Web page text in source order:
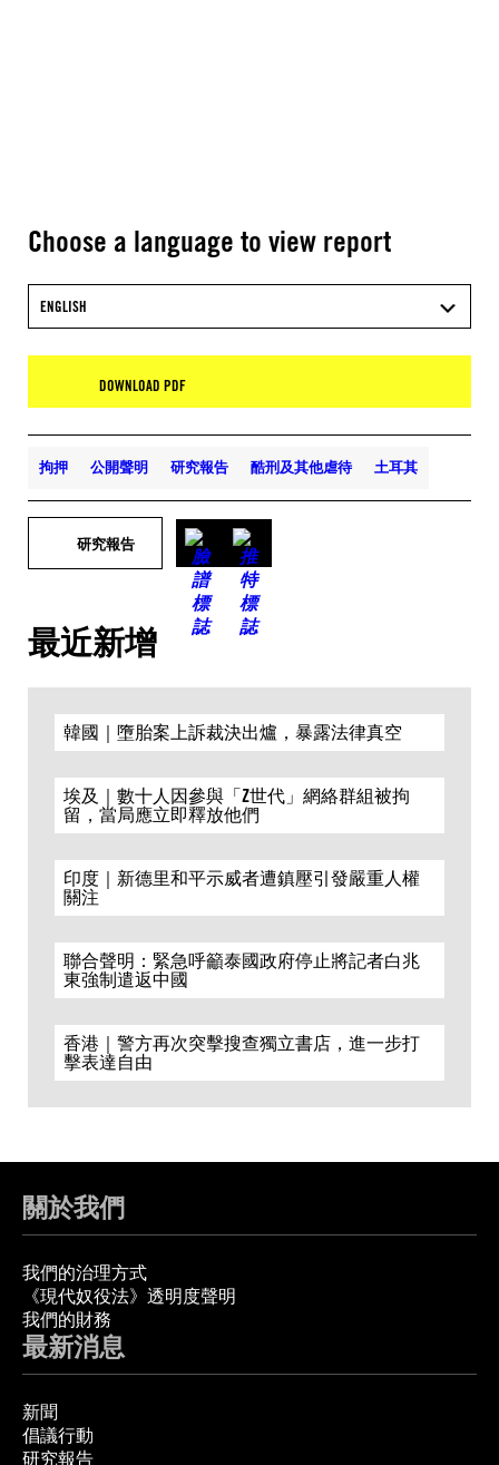
Choose a language to view report
ENGLISH
DOWNLOAD PDF
拘押 公開聲明 研究報告 酷刑及其他虐待 土耳其
研究報告
最近新增
韓國｜墮胎案上訴裁決出爐，暴露法律真空
埃及｜數十人因參與「Z世代」網絡群組被拘
留，當局應立即釋放他們
印度｜新德里和平示威者遭鎮壓引發嚴重人權
關注
聯合聲明：緊急呼籲泰國政府停止將記者白兆
東強制遣返中國
香港｜警方再次突擊搜查獨立書店，進一步打
擊表達自由
關於我們
我們的治理方式
《現代奴役法》透明度聲明
我們的財務
最新消息
新聞
倡議行動
研究報告